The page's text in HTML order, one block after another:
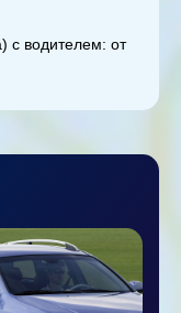
с водителем: от